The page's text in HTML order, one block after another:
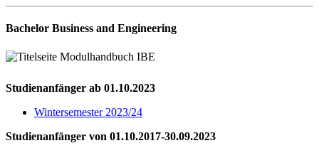
Bachelor Business and Engineering
Studienanfänger ab 01.10.2023
Wintersemester 2023/24
Studienanfänger von 01.10.2017-30.09.2023